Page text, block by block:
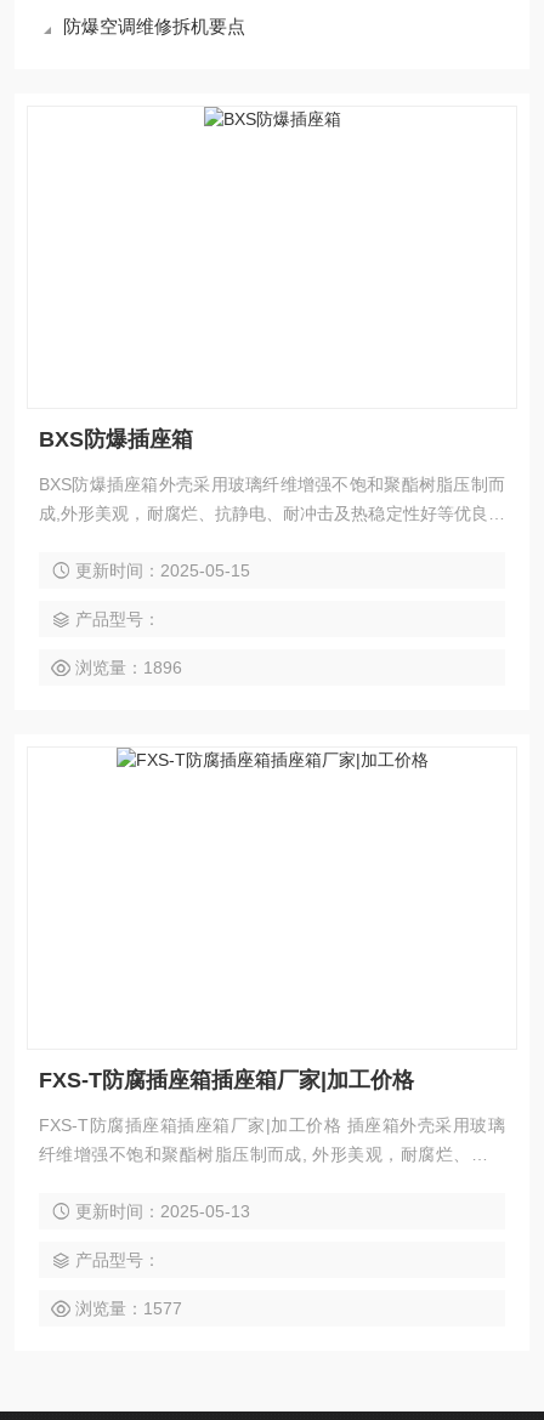
防爆空调维修拆机要点
BXS防爆插座箱
BXS防爆插座箱外壳采用玻璃纤维增强不饱和聚酯树脂压制而
成,外形美观，耐腐烂、抗静电、耐冲击及热稳定性好等优良性
更新时间：2025-05-15
产品型号：
浏览量：1896
FXS-T防腐插座箱插座箱厂家|加工价格
FXS-T防腐插座箱插座箱厂家|加工价格 插座箱外壳采用玻璃
纤维增强不饱和聚酯树脂压制而成, 外形美观，耐腐烂、抗静
合不同的要求，并可根据要求加装指示灯.
更新时间：2025-05-13
产品型号：
浏览量：1577